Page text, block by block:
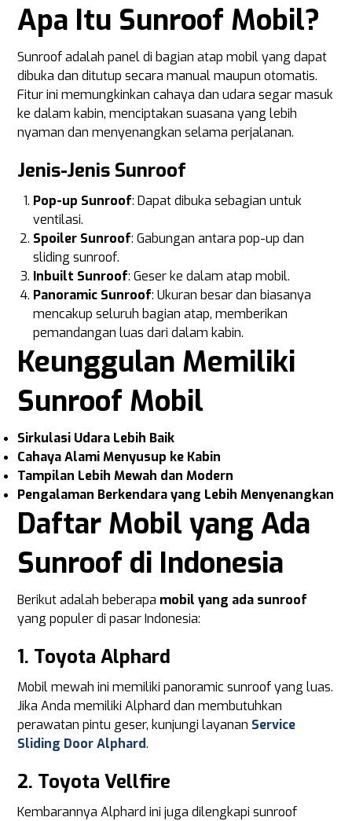
Apa Itu Sunroof Mobil?
Sunroof adalah panel di bagian atap mobil yang dapat
dibuka dan ditutup secara manual maupun otomatis.
Fitur ini memungkinkan cahaya dan udara segar masuk
ke dalam kabin, menciptakan suasana yang lebih
nyaman dan menyenangkan selama perjalanan.
Jenis-Jenis Sunroof
Pop-up Sunroof: Dapat dibuka sebagian untuk
ventilasi.
Spoiler Sunroof: Gabungan antara pop-up dan
sliding sunroof.
Inbuilt Sunroof: Geser ke dalam atap mobil.
Panoramic Sunroof: Ukuran besar dan biasanya
mencakup seluruh bagian atap, memberikan
pemandangan luas dari dalam kabin.
Keunggulan Memiliki
Sunroof Mobil
Sirkulasi Udara Lebih Baik
Cahaya Alami Menyusup ke Kabin
Tampilan Lebih Mewah dan Modern
Pengalaman Berkendara yang Lebih Menyenangkan
Daftar Mobil yang Ada
Sunroof di Indonesia
Berikut adalah beberapa mobil yang ada sunroof
yang populer di pasar Indonesia:
1. Toyota Alphard
Mobil mewah ini memiliki panoramic sunroof yang luas.
Jika Anda memiliki Alphard dan membutuhkan
perawatan pintu geser, kunjungi layanan Service
Sliding Door Alphard.
2. Toyota Vellfire
Kembarannya Alphard ini juga dilengkapi sunroof